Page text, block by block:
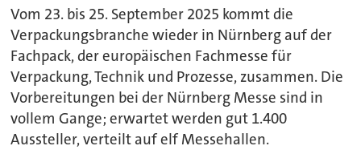
Vom 23. bis 25. September 2025 kommt die
Verpackungsbranche wieder in Nürnberg auf der
Fachpack, der europäischen Fachmesse für
Verpackung, Technik und Prozesse, zusammen. Die
Vorbereitungen bei der Nürnberg Messe sind in
vollem Gange; erwartet werden gut 1.400
Aussteller, verteilt auf elf Messehallen.